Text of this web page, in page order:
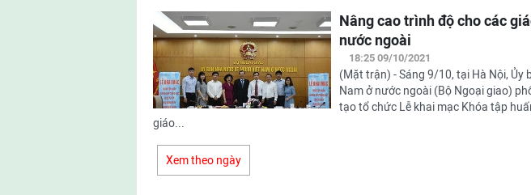
Nâng cao trình độ cho các
nước ngoài
18:25 09/10/2021
(Mặt trận) - Sáng 9/10, tại Hà Nội, Ủy
Nam ở nước ngoài (Bộ Ngoại giao)
tạo tổ chức Lễ khai mạc Khóa tập
giáo...
Xem theo ngày